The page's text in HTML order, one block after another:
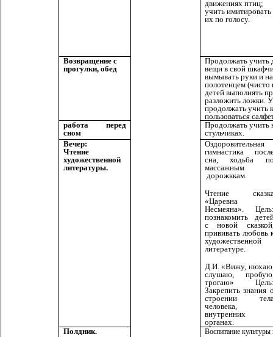
движениях птиц;
учить имитировать
их по голосу.
Возвращение с
прогулки, обед
Продолжать учить
вещи в свой
вымывать руки и
полотенцем
детей выполнять
разложить ложки.
продолжать учить
пользоваться
работа перед
сном
Продолжать учить
стульчиках.
Вечер:
Чтение
художественной
литературы.
Оздоровительная
гимнастика
сна, ходьба
массажным
дорожккам.
Чтение
«Царевна
Несмеяна».
познакомить
с новой
прививать любовь
художественной
литературе.
Д.И. «Вижу,
слушаю,
трогаю»
Закрепить знания
строении
человека,
внутренних
органах.
Полдник.
Воспитание